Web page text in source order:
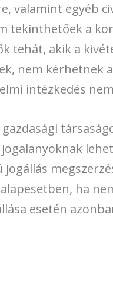
valamint egyéb
tekinthetőek a
tehát, akik a
nem kérhetnek
intézkedés
jogállás
ha
esetén